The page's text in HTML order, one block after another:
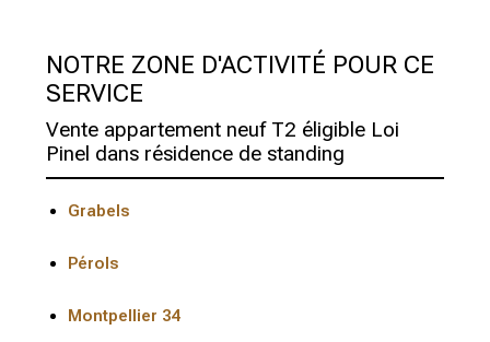
NOTRE ZONE D'ACTIVITÉ POUR CE
SERVICE
Vente appartement neuf T2 éligible Loi
Pinel dans résidence de standing
Grabels
Pérols
Montpellier 34